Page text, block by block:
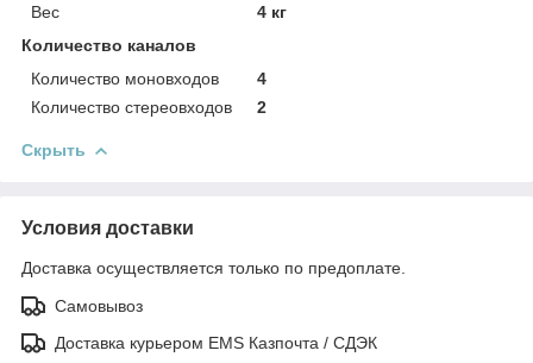
Вес
4 кг
Количество каналов
Количество моновходов
4
Количество стереовходов
2
Скрыть
Условия доставки
Доставка осуществляется только по предоплате.
Самовывоз
Доставка курьером EMS Казпочта / СДЭК